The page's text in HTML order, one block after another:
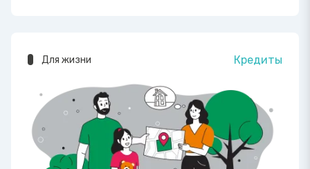
Для жизни Кредиты